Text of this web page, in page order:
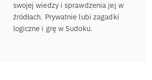
swojej wiedzy i sprawdzenia jej w
źródłach. Prywatnie lubi zagadki
logiczne i grę w Sudoku.